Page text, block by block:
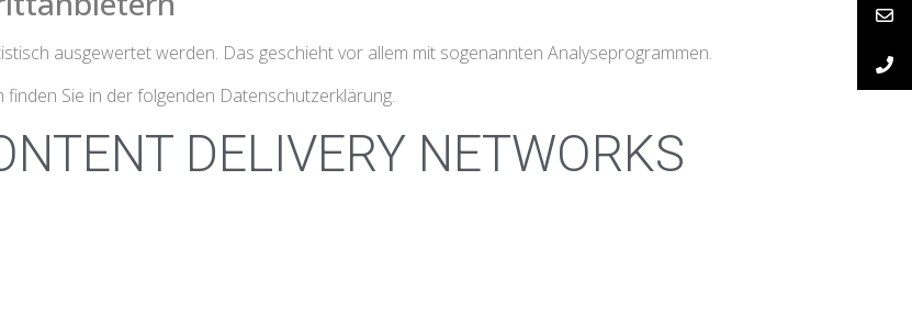
ausgewertet werden. Das geschieht vor allem mit sogenannten Analyseprogrammen.
Sie in der folgenden Datenschutzerklärung.
DELIVERY NETWORKS